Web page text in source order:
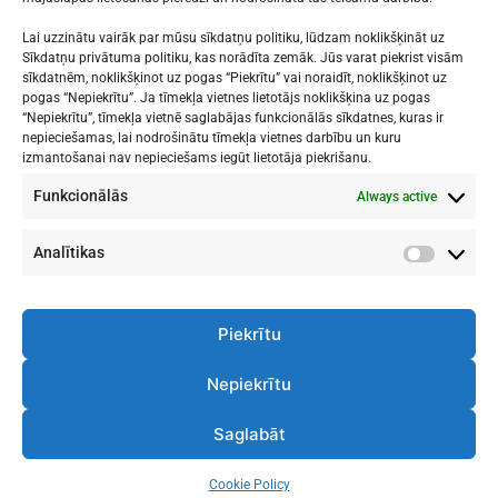
Lai uzzinātu vairāk par mūsu sīkdatņu politiku, lūdzam noklikšķināt uz
Sīkdatņu privātuma politiku, kas norādīta zemāk. Jūs varat piekrist visām
sīkdatnēm, noklikšķinot uz pogas “Piekrītu” vai noraidīt, noklikšķinot uz
pogas “Nepiekrītu”. Ja tīmekļa vietnes lietotājs noklikšķina uz pogas
“Nepiekrītu”, tīmekļa vietnē saglabājas funkcionālās sīkdatnes, kuras ir
nepieciešamas, lai nodrošinātu tīmekļa vietnes darbību un kuru
izmantošanai nav nepieciešams iegūt lietotāja piekrišanu.
Funkcionālās Always active
Analītikas
Piekrītu
Nepiekrītu
Saglabāt
Cookie Policy
Mākslu izglītības kompetences centrs
"Nacionālā Mākslu vidusskola"
RĪGAS DOMA KORA SKOLA
1. - 9. klases
Rīga, LV-1010